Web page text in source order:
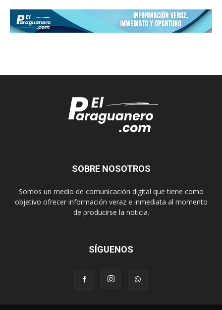
SOBRE NOSOTROS
Somos un medio de comunicación digital que tiene como
objetivo ofrecer información veraz e inmediata al momento
de producirse la noticia.
SÍGUENOS